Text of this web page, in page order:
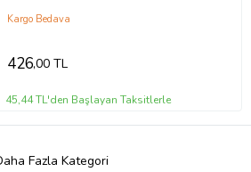
Kargo Bedava
426,00 TL
45,44 TL'den Başlayan Taksitlerle
Fazla Kategori